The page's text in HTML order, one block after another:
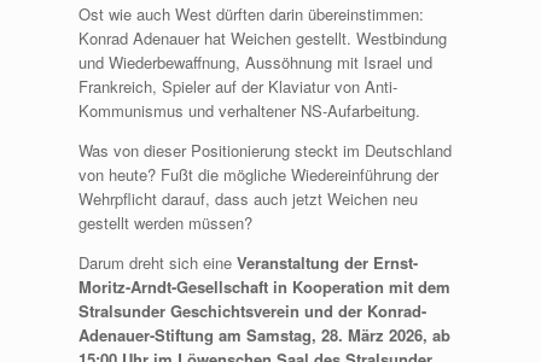
Ost wie auch West dürften darin übereinstimmen:
Konrad Adenauer hat Weichen gestellt. Westbindung
und Wiederbewaffnung, Aussöhnung mit Israel und
Frankreich, Spieler auf der Klaviatur von Anti-
Kommunismus und verhaltener NS-Aufarbeitung.
Was von dieser Positionierung steckt im Deutschland
von heute? Fußt die mögliche Wiedereinführung der
Wehrpflicht darauf, dass auch jetzt Weichen neu
gestellt werden müssen?
Darum dreht sich eineVeranstaltung der Ernst-
Moritz-Arndt-Gesellschaft in Kooperation mit dem
Stralsunder Geschichtsverein und der Konrad-
Adenauer-Stiftung am Samstag, 28. März 2026, ab